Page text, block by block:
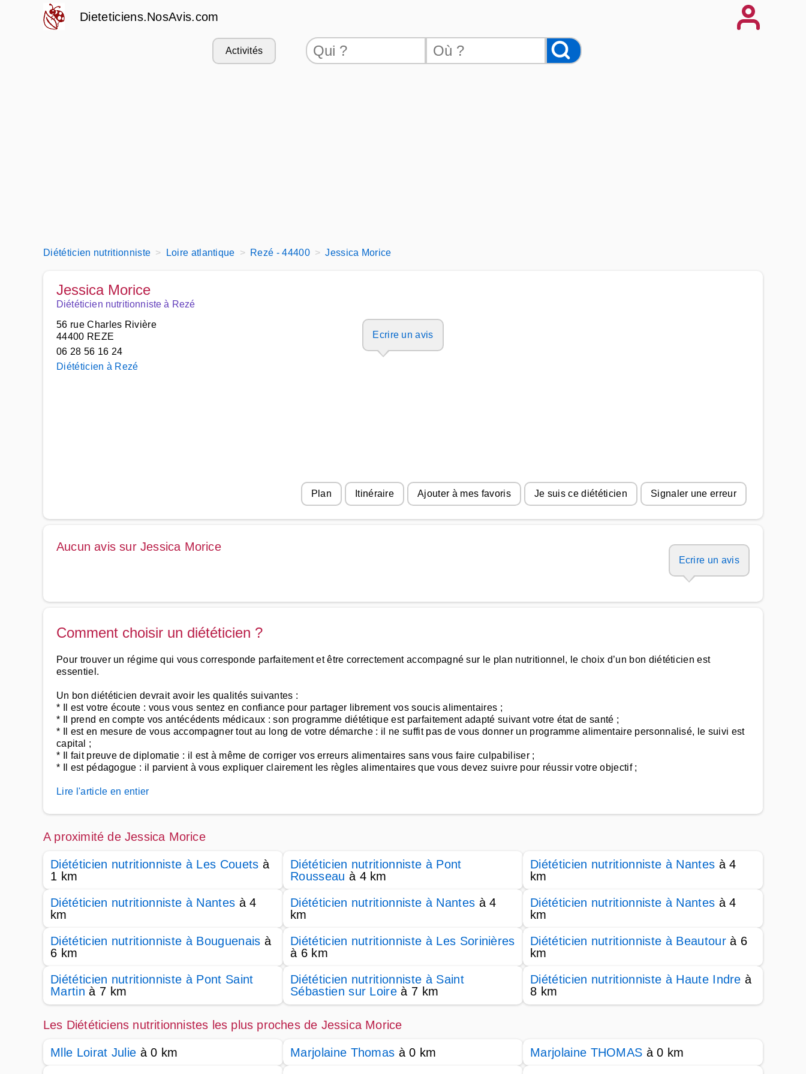
Dieteticiens.NosAvis.com
Activités
Diététicien nutritionniste Loire atlantique Rezé - 44400 Jessica Morice
Jessica Morice
Diététicien nutritionniste à Rezé
56 rue Charles Rivière
44400 REZE
06 28 56 16 24
Diététicien à Rezé
Ecrire un avis
Plan Itinéraire Ajouter à mes favoris Je suis ce diététicien Signaler une erreur
Aucun avis sur Jessica Morice
Ecrire un avis
Comment choisir un diététicien ?
Pour trouver un régime qui vous corresponde parfaitement et être correctement accompagné sur le plan nutritionnel, le choix d’un bon diététicien est
essentiel.
Un bon diététicien devrait avoir les qualités suivantes :
* Il est votre écoute : vous vous sentez en confiance pour partager librement vos soucis alimentaires ;
* Il prend en compte vos antécédents médicaux : son programme diététique est parfaitement adapté suivant votre état de santé ;
* Il est en mesure de vous accompagner tout au long de votre démarche : il ne suffit pas de vous donner un programme alimentaire personnalisé, le suivi est
capital ;
* Il fait preuve de diplomatie : il est à même de corriger vos erreurs alimentaires sans vous faire culpabiliser ;
* Il est pédagogue : il parvient à vous expliquer clairement les règles alimentaires que vous devez suivre pour réussir votre objectif ;
Lire l'article en entier
A proximité de Jessica Morice
Diététicien nutritionniste à Les Couets à
1 km
Diététicien nutritionniste à Pont
Rousseau à 4 km
Diététicien nutritionniste à Nantes à 4
km
Diététicien nutritionniste à Nantes à 4
km
Diététicien nutritionniste à Nantes à 4
km
Diététicien nutritionniste à Nantes à 4
km
Diététicien nutritionniste à Bouguenais à
6 km
Diététicien nutritionniste à Les Sorinières
à 6 km
Diététicien nutritionniste à Beautourà 6
km
Diététicien nutritionniste à Pont Saint
Martin à 7 km
Diététicien nutritionniste à Saint
Sébastien sur Loire à 7 km
Diététicien nutritionniste à Haute Indre à
8 km
Les Diététiciens nutritionnistes les plus proches de Jessica Morice
Mlle Loirat Julie à 0 km Marjolaine Thomas à 0 km Marjolaine THOMAS à 0 km